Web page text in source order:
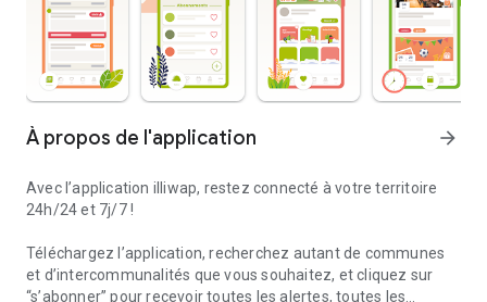
À propos de l'application arrow_forward
Avec l’application illiwap, restez connecté à votre territoire
24h/24 et 7j/7 !
Téléchargez l’application, recherchez autant de communes
et d’intercommunalités que vous souhaitez, et cliquez sur
“s’abonner” pour recevoir toutes les alertes, toutes les